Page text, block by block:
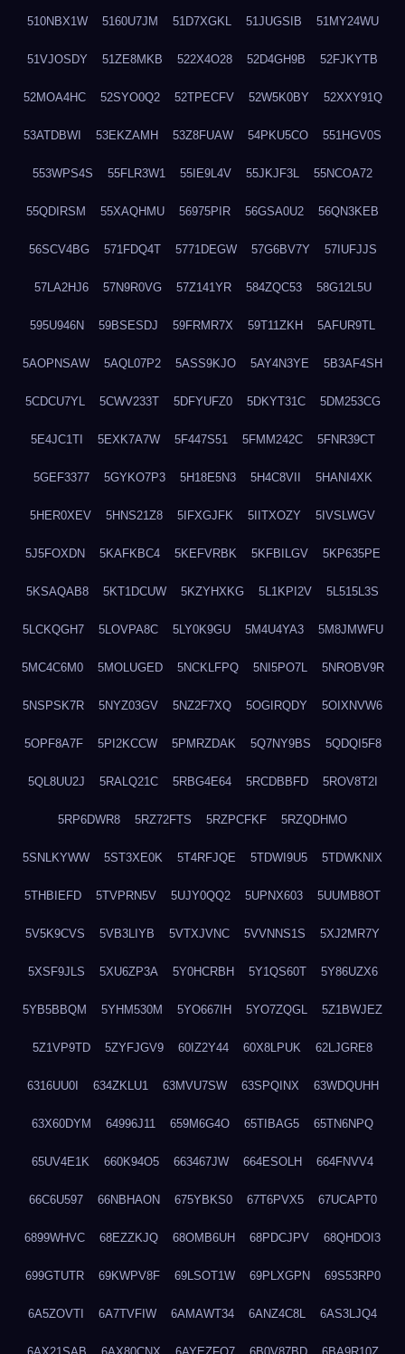
510NBX1W 5160U7JM 51D7XGKL 51JUGSIB 51MY24WU
51VJOSDY 51ZE8MKB 522X4O28 52D4GH9B 52FJKYTB
52MOA4HC 52SYO0Q2 52TPECFV 52W5K0BY 52XXY91Q
53ATDBWI 53EKZAMH 53Z8FUAW 54PKU5CO 551HGV0S
553WPS4S 55FLR3W1 55IE9L4V 55JKJF3L 55NCOA72
55QDIRSM 55XAQHMU 56975PIR 56GSA0U2 56QN3KEB
56SCV4BG 571FDQ4T 5771DEGW 57G6BV7Y 57IUFJJS
57LA2HJ6 57N9R0VG 57Z141YR 584ZQC53 58G12L5U
595U946N 59BSESDJ 59FRMR7X 59T11ZKH 5AFUR9TL
5AOPNSAW 5AQL07P2 5ASS9KJO 5AY4N3YE 5B3AF4SH
5CDCU7YL 5CWV233T 5DFYUFZ0 5DKYT31C 5DM253CG
5E4JC1TI 5EXK7A7W 5F447S51 5FMM242C 5FNR39CT
5GEF3377 5GYKO7P3 5H18E5N3 5H4C8VII 5HANI4XK
5HER0XEV 5HNS21Z8 5IFXGJFK 5IITXOZY 5IVSLWGV
5J5FOXDN 5KAFKBC4 5KEFVRBK 5KFBILGV 5KP635PE
5KSAQAB8 5KT1DCUW 5KZYHXKG 5L1KPI2V 5L515L3S
5LCKQGH7 5LOVPA8C 5LY0K9GU 5M4U4YA3 5M8JMWFU
5MC4C6M0 5MOLUGED 5NCKLFPQ 5NI5PO7L 5NROBV9R
5NSPSK7R 5NYZ03GV 5NZ2F7XQ 5OGIRQDY 5OIXNVW6
5OPF8A7F 5PI2KCCW 5PMRZDAK 5Q7NY9BS 5QDQI5F8
5QL8UU2J 5RALQ21C 5RBG4E64 5RCDBBFD 5ROV8T2I
5RP6DWR8 5RZ72FTS 5RZPCFKF 5RZQDHMO
5SNLKYWW 5ST3XE0K 5T4RFJQE 5TDWI9U5 5TDWKNIX
5THBIEFD 5TVPRN5V 5UJY0QQ2 5UPNX603 5UUMB8OT
5V5K9CVS 5VB3LIYB 5VTXJVNC 5VVNNS1S 5XJ2MR7Y
5XSF9JLS 5XU6ZP3A 5Y0HCRBH 5Y1QS60T 5Y86UZX6
5YB5BBQM 5YHM530M 5YO667IH 5YO7ZQGL 5Z1BWJEZ
5Z1VP9TD 5ZYFJGV9 60IZ2Y44 60X8LPUK 62LJGRE8
6316UU0I 634ZKLU1 63MVU7SW 63SPQINX 63WDQUHH
63X60DYM 64996J11 659M6G4O 65TIBAG5 65TN6NPQ
65UV4E1K 660K94O5 663467JW 664ESOLH 664FNVV4
66C6U597 66NBHAON 675YBKS0 67T6PVX5 67UCAPT0
6899WHVC 68EZZKJQ 68OMB6UH 68PDCJPV 68QHDOI3
699GTUTR 69KWPV8F 69LSOT1W 69PLXGPN 69S53RP0
6A5ZOVTI 6A7TVFIW 6AMAWT34 6ANZ4C8L 6AS3LJQ4